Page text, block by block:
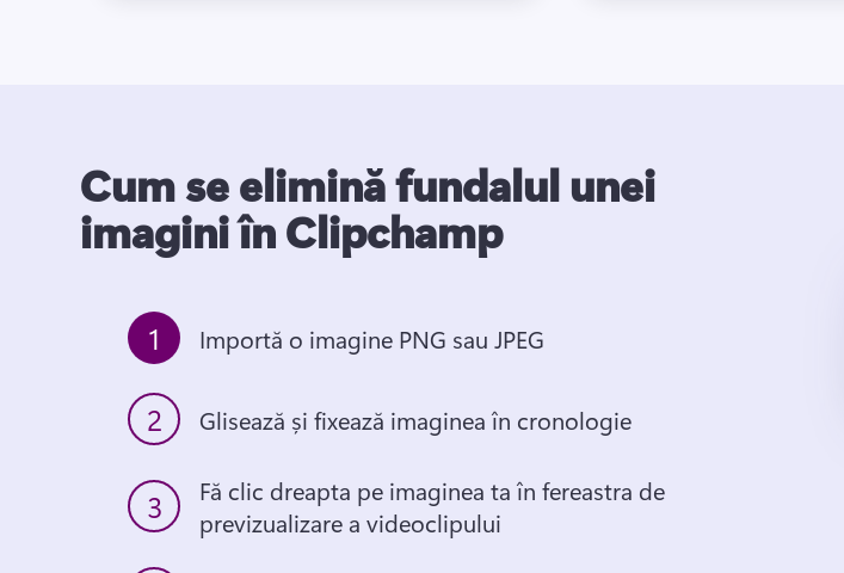
Cum se elimină fundalul unei
imagini în Clipchamp
1 Importă o imagine PNG sau JPEG
2 Glisează și fixează imaginea în cronologie
3
Fă clic dreapta pe imaginea ta în fereastra de
previzualizare a videoclipului